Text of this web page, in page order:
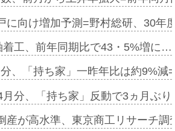
に向け増加予測=野村総研、30年
着工、前年同期比で43・5%増に…
、「持ち家」一昨年比は約9%
月分、「持ち家」反動で3ヵ月ぶ
産が高水準、東京商工リサーチ